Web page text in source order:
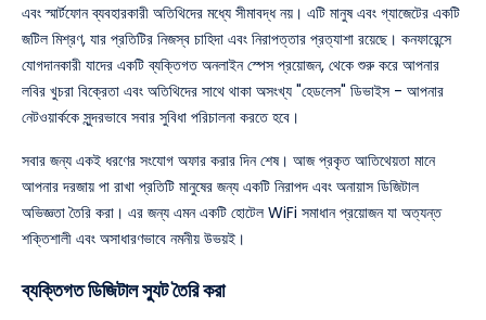
এবং স্মার্টফোন ব্যবহারকারী অতিথিদের মধ্যে সীমাবদ্ধ নয়। এটি মানুষ এবং গ্যাজেটের একটি
জটিল মিশ্রণ, যার প্রতিটির নিজস্ব চাহিদা এবং নিরাপত্তার প্রত্যাশা রয়েছে। কনফারেন্সে
যোগদানকারী যাদের একটি ব্যক্তিগত অনলাইন স্পেস প্রয়োজন, থেকে শুরু করে আপনার
লবির খুচরা বিক্রেতা এবং অতিথিদের সাথে থাকা অসংখ্য "হেডলেস" ডিভাইস - আপনার
নেটওয়ার্ককে সুন্দরভাবে সবার সুবিধা পরিচালনা করতে হবে।
সবার জন্য একই ধরণের সংযোগ অফার করার দিন শেষ। আজ প্রকৃত আতিথেয়তা মানে
আপনার দরজায় পা রাখা প্রতিটি মানুষের জন্য একটি নিরাপদ এবং অনায়াস ডিজিটাল
অভিজ্ঞতা তৈরি করা। এর জন্য এমন একটি হোটেল WiFi সমাধান প্রয়োজন যা অত্যন্ত
শক্তিশালী এবং অসাধারণভাবে নমনীয় উভয়ই।
ব্যক্তিগত ডিজিটাল স্যুট তৈরি করা